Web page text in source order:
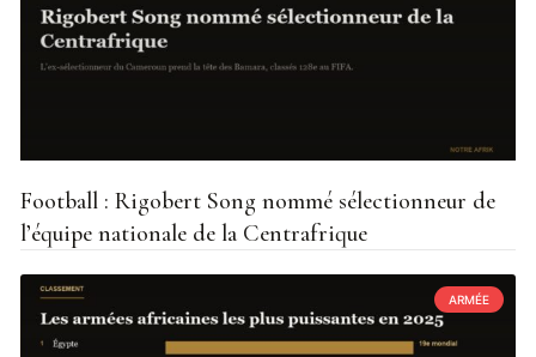
Football : Rigobert Song nommé sélectionneur de
l’équipe nationale de la Centrafrique
ARMÉE